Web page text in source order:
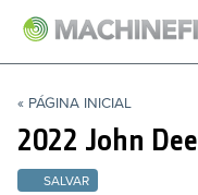
« PÁGINA INICIAL
2022 John
SALVAR
NAVIGATION LINKS